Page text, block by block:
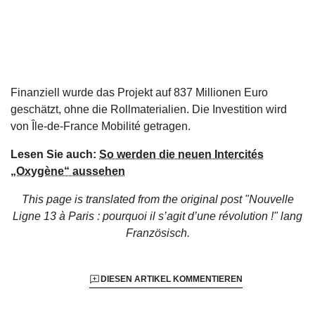
Finanziell wurde das Projekt auf 837 Millionen Euro
geschätzt, ohne die Rollmaterialien. Die Investition wird
von Île-de-France Mobilité getragen.
Lesen Sie auch: So werden die neuen Intercités
„Oxygène“ aussehen
This page is translated from the original post "Nouvelle
Ligne 13 à Paris : pourquoi il s’agit d’une révolution !"lang
Französisch.
DIESEN ARTIKEL KOMMENTIEREN